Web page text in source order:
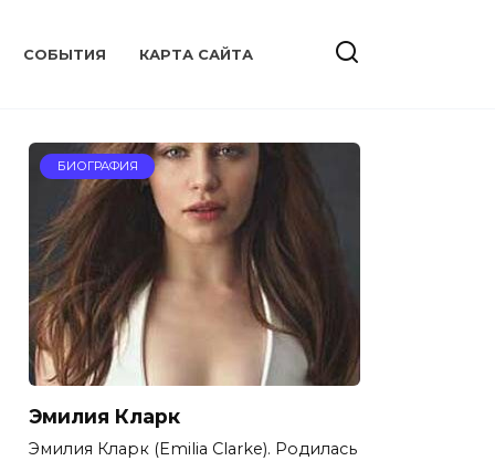
CОБЫТИЯ КАРТА САЙТА
БИОГРАФИЯ
Эмилия Кларк
Эмилия Кларк (Emilia Clarke). Родилась